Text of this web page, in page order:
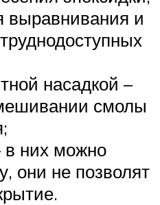
выравнивания и
насадкой –
смолы
в них можно
они не позволят